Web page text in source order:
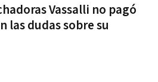
Vassalli no pagó
las dudas sobre su